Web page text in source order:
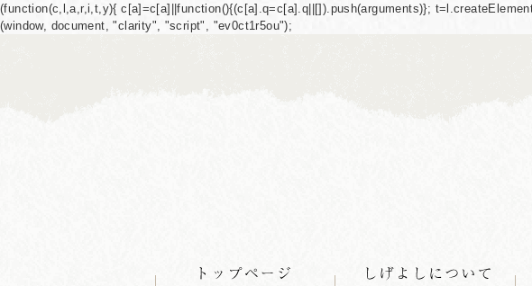
(function(c,l,a,r,i,t,y){ c[a]=c[a]||function(){(c[a].q=c[a].q||[]).push(arguments)};
(window, document, "clarity", "script", "ev0ct1r5ou");